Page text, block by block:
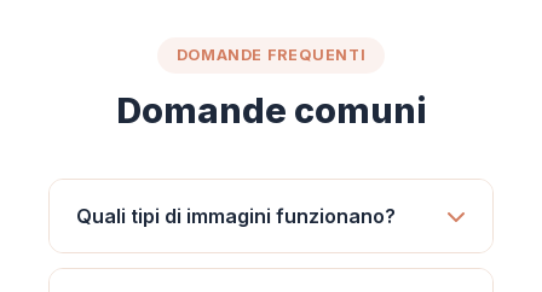
DOMANDE FREQUENTI
Domande comuni
Quali tipi di immagini funzionano?